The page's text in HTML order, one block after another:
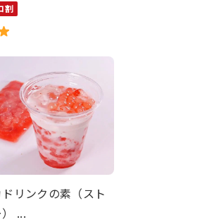
割
リンクの素（スト
...